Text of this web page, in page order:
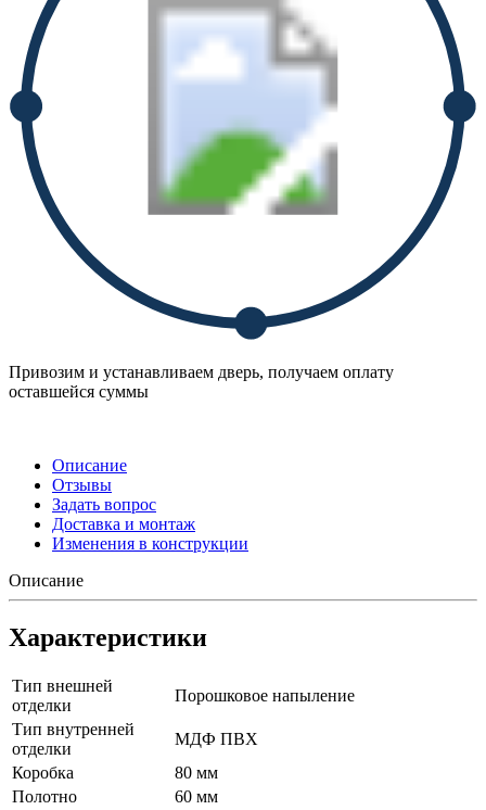
Привозим и устанавливаем дверь, получаем оплату
оставшейся суммы
Описание
Отзывы
Задать вопрос
Доставка и монтаж
Изменения в конструкции
Описание
Характеристики
Тип внешней
отделки
Порошковое напыление
Тип внутренней
отделки
МДФ ПВХ
Коробка
80 мм
Полотно
60 мм